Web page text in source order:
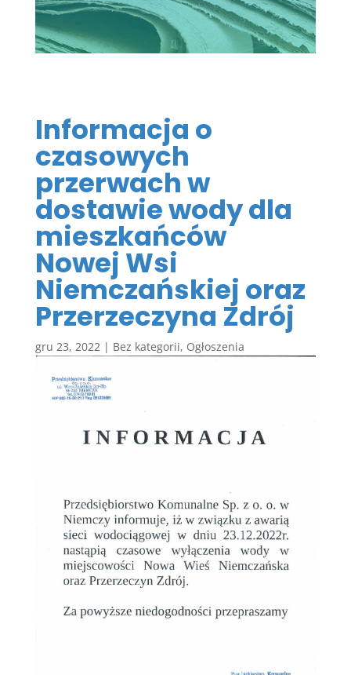
Informacja o
czasowych
przerwach w
dostawie wody dla
mieszkańców
Nowej Wsi
Niemczańskiej oraz
Przerzeczyna Zdrój
gru 23, 2022 | Bez kategorii, Ogłoszenia